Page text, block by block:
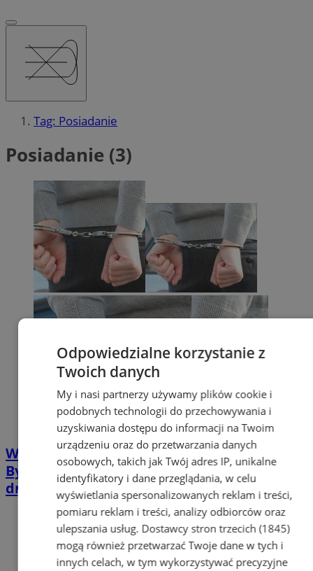
Tag: Posiadanie
Posiadanie (3)
Walka z przestępczością narkotykową w
Bytomiu trwa! 9 osób zatrzymanych w dwa
dni
Odpowiedzialne korzystanie z
Twoich danych
My i nasi partnerzy używamy plików cookie i
podobnych technologii do przechowywania i
uzyskiwania dostępu do informacji na Twoim
urządzeniu oraz do przetwarzania danych
osobowych, takich jak Twój adres IP, unikalne
identyfikatory i dane przeglądania, w celu
wyświetlania spersonalizowanych reklam i treści,
pomiaru reklam i treści, analizy odbiorców oraz
ulepszania usług. Dostawcy stron trzecich (1845)
mogą również przetwarzać Twoje dane w tych i
innych celach, w tym wykorzystywać precyzyjne